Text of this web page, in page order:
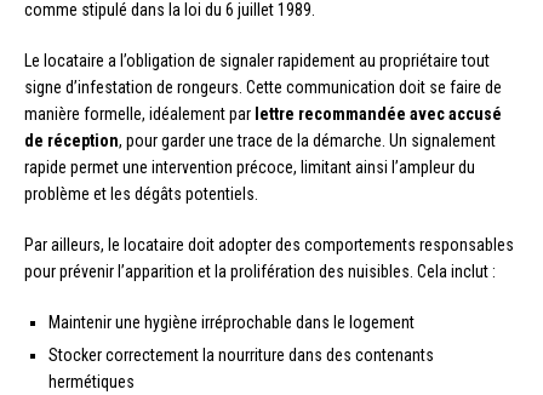
comme stipulé dans la loi du 6 juillet 1989.
Le locataire a l’obligation de signaler rapidement au propriétaire tout
signe d’infestation de rongeurs. Cette communication doit se faire de
manière formelle, idéalement par lettre recommandée avec accusé
de réception, pour garder une trace de la démarche. Un signalement
rapide permet une intervention précoce, limitant ainsi l’ampleur du
problème et les dégâts potentiels.
Par ailleurs, le locataire doit adopter des comportements responsables
pour prévenir l’apparition et la prolifération des nuisibles. Cela inclut :
Maintenir une hygiène irréprochable dans le logement
Stocker correctement la nourriture dans des contenants
hermétiques